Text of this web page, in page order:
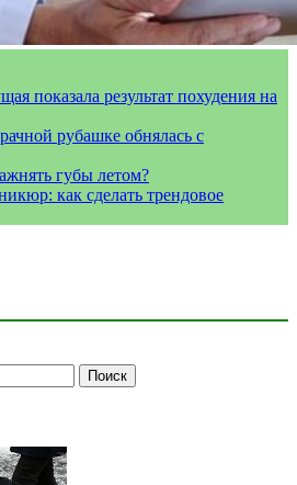
показала результат похудения на
рубашке обнялась с
губы летом?
как сделать трендовое